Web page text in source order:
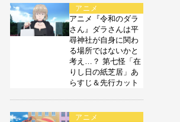
アニメ
アニメ『令和のダラ
さん』ダラさんは平
尋神社が自身に関わ
る場所ではないかと
考え…？ 第七怪「在
りし日の紙芝居」あ
らすじ＆先行カット
アニメ